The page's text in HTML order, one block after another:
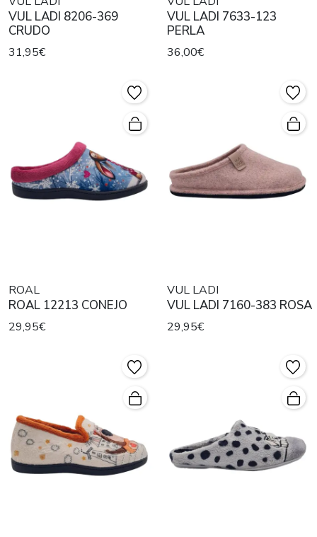
VUL LADI 8206-369
CRUDO
31,95€
VUL LADI 7633-123
PERLA
36,00€
ROAL
ROAL 12213 CONEJO
29,95€
VUL LADI
VUL LADI 7160-383 ROSA
29,95€